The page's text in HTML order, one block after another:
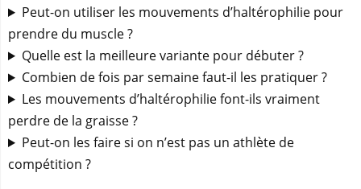
Peut-on utiliser les mouvements d’haltérophilie pour
prendre du muscle ?
Quelle est la meilleure variante pour débuter ?
Combien de fois par semaine faut-il les pratiquer ?
Les mouvements d’haltérophilie font-ils vraiment
perdre de la graisse ?
Peut-on les faire si on n’est pas un athlète de
compétition ?